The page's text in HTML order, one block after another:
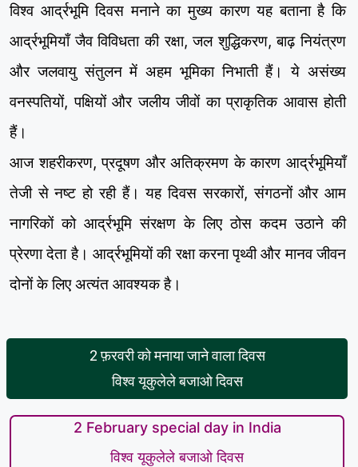
विश्व आर्द्रभूमि दिवस मनाने का मुख्य कारण यह बताना है कि
आर्द्रभूमियाँ जैव विविधता की रक्षा, जल शुद्धिकरण, बाढ़ नियंत्रण
और जलवायु संतुलन में अहम भूमिका निभाती हैं। ये असंख्य
वनस्पतियों, पक्षियों और जलीय जीवों का प्राकृतिक आवास होती
हैं।
आज शहरीकरण, प्रदूषण और अतिक्रमण के कारण आर्द्रभूमियाँ
तेजी से नष्ट हो रही हैं। यह दिवस सरकारों, संगठनों और आम
नागरिकों को आर्द्रभूमि संरक्षण के लिए ठोस कदम उठाने की
प्रेरणा देता है। आर्द्रभूमियों की रक्षा करना पृथ्वी और मानव जीवन
दोनों के लिए अत्यंत आवश्यक है।
2 फ़रवरी को मनाया जाने वाला दिवस
विश्व यूकुलेले बजाओ दिवस
2 February special day in India
विश्व यूकुलेले बजाओ दिवस